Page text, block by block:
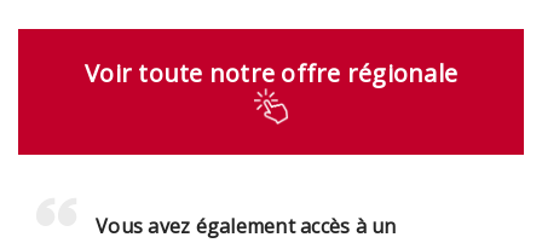
Voir toute notre offre régionale
Vous avez également accès à un